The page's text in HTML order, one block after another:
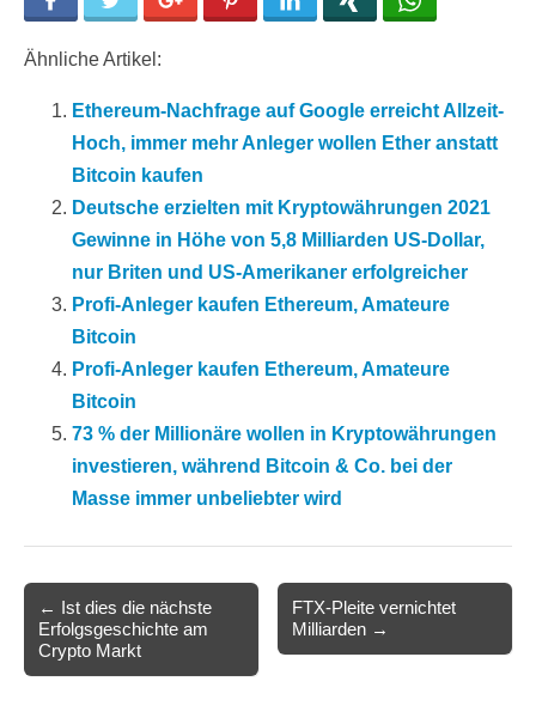
Ähnliche Artikel:
Ethereum-Nachfrage auf Google erreicht Allzeit-
Hoch, immer mehr Anleger wollen Ether anstatt
Bitcoin kaufen
Deutsche erzielten mit Kryptowährungen 2021
Gewinne in Höhe von 5,8 Milliarden US-Dollar,
nur Briten und US-Amerikaner erfolgreicher
Profi-Anleger kaufen Ethereum, Amateure
Bitcoin
Profi-Anleger kaufen Ethereum, Amateure
Bitcoin
73 % der Millionäre wollen in Kryptowährungen
investieren, während Bitcoin & Co. bei der
Masse immer unbeliebter wird
navigation
← Ist dies die nächste
Erfolgsgeschichte am
Crypto Markt
FTX-Pleite vernichtet
Milliarden →